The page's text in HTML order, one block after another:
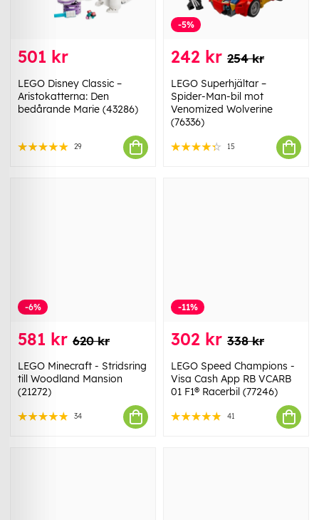
501 kr
LEGO Disney Classic –
Aristokatterna: Den
bedårande Marie (43286)
29
-5%
242 kr 254 kr
LEGO Superhjältar –
Spider-Man-bil mot
Venomized Wolverine
(76336)
15
-6%
581 kr 620 kr
LEGO Minecraft - Stridsring
till Woodland Mansion
(21272)
34
-11%
302 kr 338 kr
LEGO Speed Champions -
Visa Cash App RB VCARB
01 F1® Racerbil (77246)
41